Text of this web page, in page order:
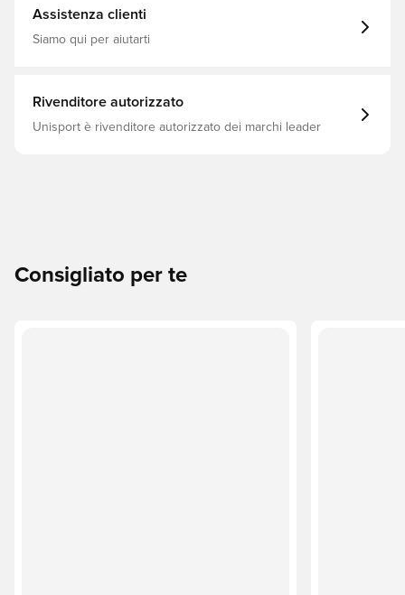
Assistenza clienti
Siamo qui per aiutarti
Rivenditore autorizzato
Unisport è rivenditore autorizzato dei marchi leader
Consigliato per te